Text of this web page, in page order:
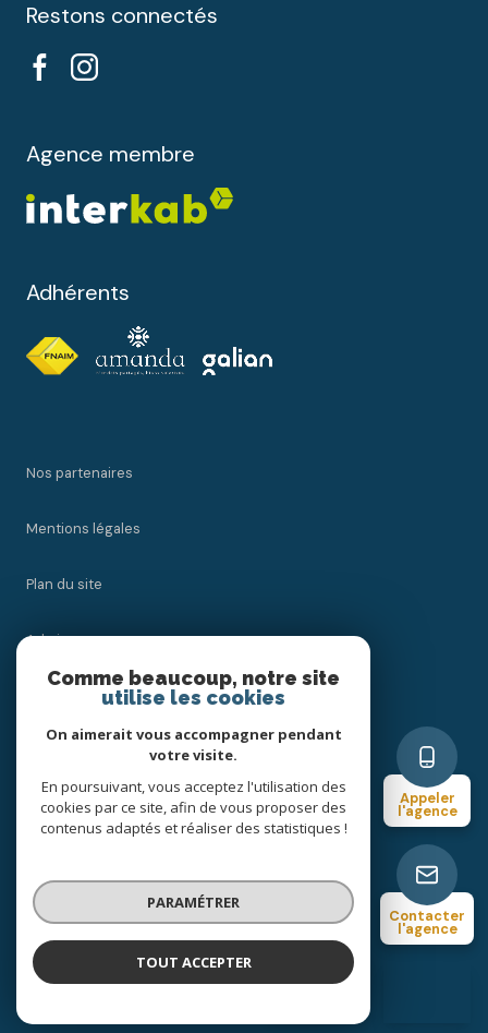
VIC'IMMO
Appeler
l'agence
Contacter
l'agence
Restons connectés
Agence membre
Adhérents
Nos partenaires
Mentions légales
Plan du site
Admin
Nos honoraires
Cookies
© 2026 | Tous droits réservés
Réalisé par
Comme beaucoup, notre site
utilise les cookies
On aimerait vous accompagner pendant
votre visite.
En poursuivant, vous acceptez l'utilisation des
cookies par ce site, afin de vous proposer des
contenus adaptés et réaliser des statistiques !
PARAMÉTRER
TOUT ACCEPTER